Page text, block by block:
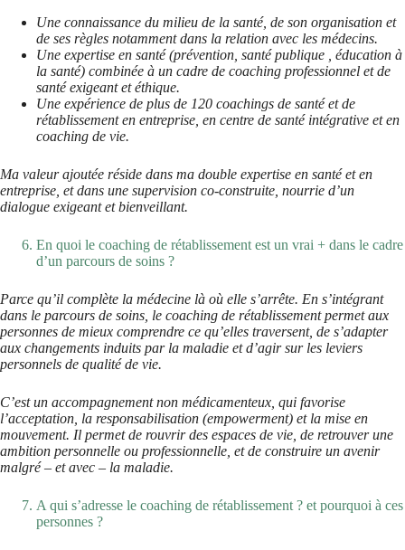
Une connaissance du milieu de la santé, de son organisation et
de ses règles notamment dans la relation avec les médecins.
Une expertise en santé (prévention, santé publique , éducation à
la santé) combinée à un cadre de coaching professionnel et de
santé exigeant et éthique.
Une expérience de plus de 120 coachings de santé et de
rétablissement en entreprise, en centre de santé intégrative et en
coaching de vie.
Ma valeur ajoutée réside dans ma double expertise en santé et en
entreprise, et dans une supervision co-construite, nourrie d’un
dialogue exigeant et bienveillant.
En quoi le coaching de rétablissement est un vrai + dans le cadre
d’un parcours de soins ?
Parce qu’il complète la médecine là où elle s’arrête. En s’intégrant
dans le parcours de soins, le coaching de rétablissement permet aux
personnes de mieux comprendre ce qu’elles traversent, de s’adapter
aux changements induits par la maladie et d’agir sur les leviers
personnels de qualité de vie.
C’est un accompagnement non médicamenteux, qui favorise
l’acceptation, la responsabilisation (empowerment) et la mise en
mouvement. Il permet de rouvrir des espaces de vie, de retrouver une
ambition personnelle ou professionnelle, et de construire un avenir
malgré – et avec – la maladie.
A qui s’adresse le coaching de rétablissement ? et pourquoi à ces
personnes ?